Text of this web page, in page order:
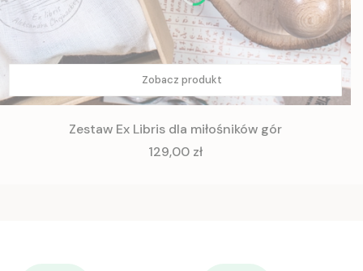
Zobacz produkt
Zestaw Ex Libris dla miłośników gór
Cena
129,00 zł